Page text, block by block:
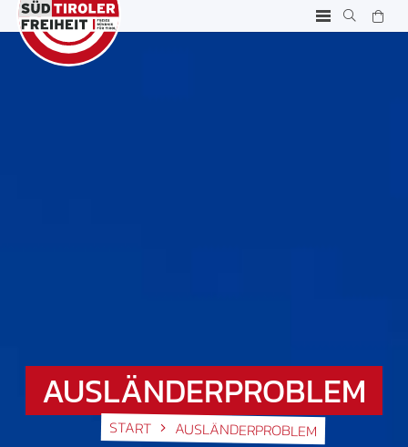
AUSLÄNDERPROBLEM
START AUSLÄNDERPROBLEM